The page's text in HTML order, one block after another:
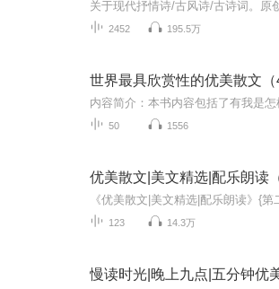
2452 195.5万
世界最具欣赏性的优美散文（
50 1556
优美散文|美文精选|配乐朗读
123 14.3万
慢读时光|晚上九点|五分钟优